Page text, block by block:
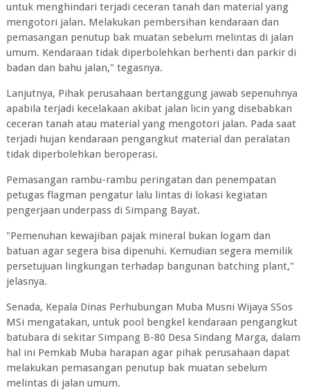
untuk menghindari terjadi ceceran tanah dan material yang
mengotori jalan. Melakukan pembersihan kendaraan dan
pemasangan penutup bak muatan sebelum melintas di jalan
umum. Kendaraan tidak diperbolehkan berhenti dan parkir di
badan dan bahu jalan," tegasnya.
Lanjutnya, Pihak perusahaan bertanggung jawab sepenuhnya
apabila terjadi kecelakaan akibat jalan licin yang disebabkan
ceceran tanah atau material yang mengotori jalan. Pada saat
terjadi hujan kendaraan pengangkut material dan peralatan
tidak diperbolehkan beroperasi.
Pemasangan rambu-rambu peringatan dan penempatan
petugas flagman pengatur lalu lintas di lokasi kegiatan
pengerjaan underpass di Simpang Bayat.
"Pemenuhan kewajiban pajak mineral bukan logam dan
batuan agar segera bisa dipenuhi. Kemudian segera memilik
persetujuan lingkungan terhadap bangunan batching plant,"
jelasnya.
Senada, Kepala Dinas Perhubungan Muba Musni Wijaya SSos
MSi mengatakan, untuk pool bengkel kendaraan pengangkut
batubara di sekitar Simpang B-80 Desa Sindang Marga, dalam
hal ini Pemkab Muba harapan agar pihak perusahaan dapat
melakukan pemasangan penutup bak muatan sebelum
melintas di jalan umum.